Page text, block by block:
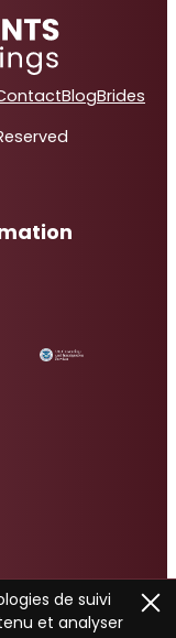
BlogBrides
de suivi
et analyser